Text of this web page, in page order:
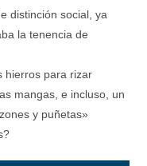
distinción social, ya
la tenencia de
hierros para rizar
mangas, e incluso, un
y puñetas»